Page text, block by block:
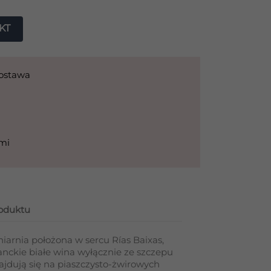
położona w sercu Rías Baixas,
białe wina wyłącznie ze szczepu
się na piaszczysto‑żwirowych